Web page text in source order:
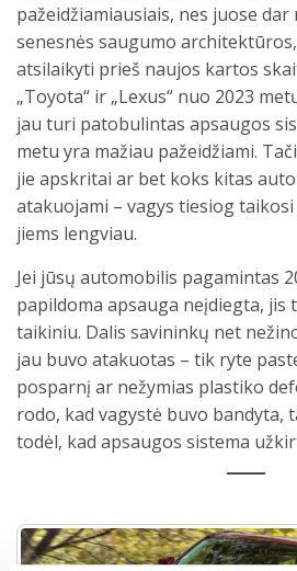
pažeidžiamiausiais, nes juose dar
senesnės saugumo
atsilaikyti prieš naujos kartos
„Toyota“ ir „Lexus“ nuo 2023
jau turi patobulintas apsaugos
metu yra mažiau pažeidžiami.
jie apskritai ar bet koks kitas
atakuojami – vagys tiesiog
jiems lengviau.
Jei jūsų automobilis pagamintas
papildoma apsauga neįdiegta, jis
taikiniu. Dalis savininkų net
jau buvo atakuotas – tik ryte
posparnį ar nežymias plastiko
rodo, kad vagystė buvo bandyta,
todėl, kad apsaugos sistema